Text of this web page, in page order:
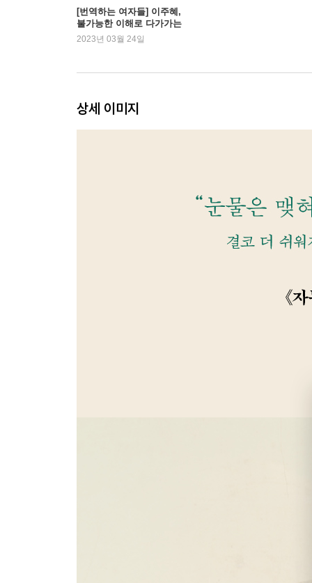
희생양은 우연히 만들어지지 않는다 190
전복의 목적 200
[번역하는 여자들] 이주혜,
불가능한 이해로 다가가는
일
2023년 03월 24일
상세 이미지